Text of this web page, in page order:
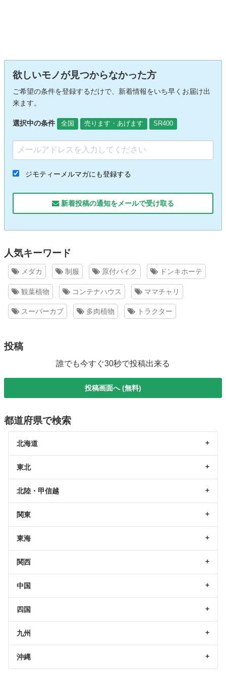
欲しいモノが見つからなかった方
ご希望の条件を登録するだけで、新着情報をいち早くお届け出
来ます。
選択中の条件 全国 売ります・あげます SR400
ジモティーメルマガにも登録する
新着投稿の通知をメールで受け取る
人気キーワード
メダカ 制服 原付バイク ドンキホーテ
観葉植物 コンテナハウス ママチャリ
スーパーカブ 多肉植物 トラクター
投稿
誰でも今すぐ30秒で投稿出来る
投稿画面へ (無料)
都道府県で検索
北海道
東北
北陸・甲信越
関東
東海
関西
中国
四国
九州
沖縄